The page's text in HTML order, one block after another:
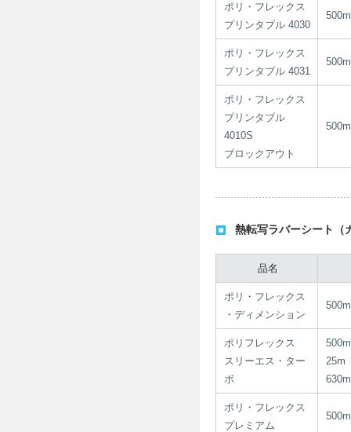
ポリ・フレックス
プリンタブル 4030
ポリ・フレックス
プリンタブル 4031
ポリ・フレックス
プリンタブル
4010S
ブロックアウト
熱転写ラバーシート（
品名
ポリ・フレックス
・ディメンション
ポリフレックス
スリーエス・ター
ボ
25m
ポリ・フレックス
プレミアム